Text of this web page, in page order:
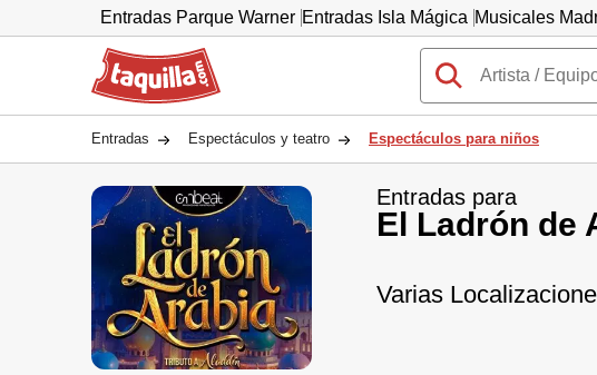
Entradas Parque Warner Entradas Isla Mágica Musicales
Taquilla.com
Entradas Espectáculos y teatro Espectáculos para niños
Entradas para
El Ladrón de
Varias